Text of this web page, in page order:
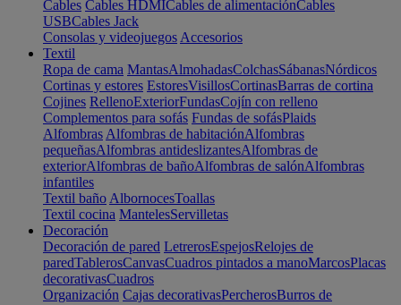
Cables Cables HDMICables de alimentaciónCables
USBCables Jack
Consolas y videojuegos Accesorios
Textil
Ropa de cama MantasAlmohadasColchasSábanasNórdicos
Cortinas y estores EstoresVisillosCortinasBarras de cortina
Cojines RellenoExteriorFundasCojín con relleno
Complementos para sofás Fundas de sofásPlaids
Alfombras Alfombras de habitaciónAlfombras
pequeñasAlfombras antideslizantesAlfombras de
exteriorAlfombras de bañoAlfombras de salónAlfombras
infantiles
Textil baño AlbornocesToallas
Textil cocina MantelesServilletas
Decoración
Decoración de pared LetrerosEspejosRelojes de
paredTablerosCanvasCuadros pintados a manoMarcosPlacas
decorativasCuadros
Organización Cajas decorativasPercherosBurros de